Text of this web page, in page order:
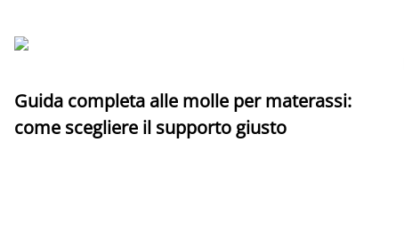
Guida completa alle molle per materassi:
come scegliere il supporto giusto